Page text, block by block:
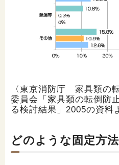
〈東京消防庁 家具類の
委員会「家具類の転倒防
る検討結果」2005の資料
どのような固定方